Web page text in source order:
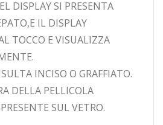
DISPLAY SI PRESENTA
IL DISPLAY
TOCCO E VISUALIZZA
INCISO O GRAFFIATO.
DELLA PELLICOLA
SUL VETRO.